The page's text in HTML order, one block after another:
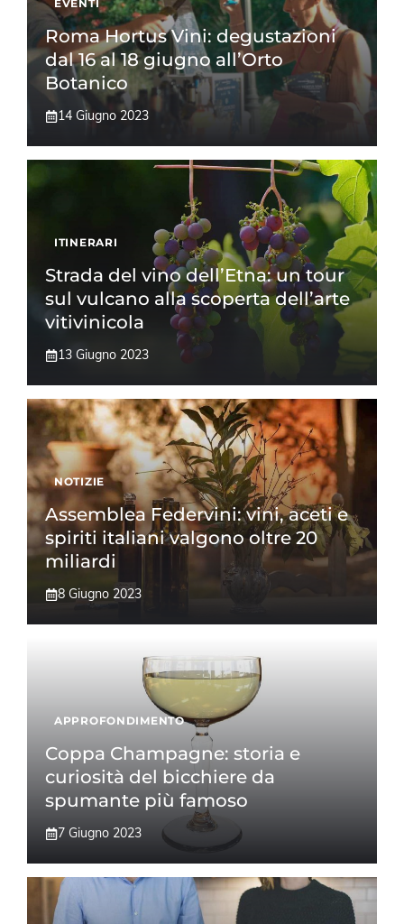
EVENTI
Roma Hortus Vini: degustazioni
dal 16 al 18 giugno all’Orto
Botanico
14 Giugno 2023
ITINERARI
Strada del vino dell’Etna: un tour
sul vulcano alla scoperta dell’arte
vitivinicola
13 Giugno 2023
NOTIZIE
Assemblea Federvini: vini, aceti e
spiriti italiani valgono oltre 20
miliardi
8 Giugno 2023
APPROFONDIMENTO
Coppa Champagne: storia e
curiosità del bicchiere da
spumante più famoso
7 Giugno 2023